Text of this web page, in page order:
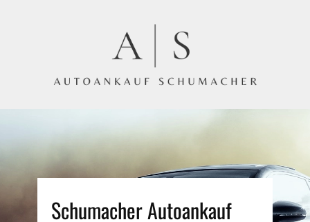
Schumacher Autoankauf